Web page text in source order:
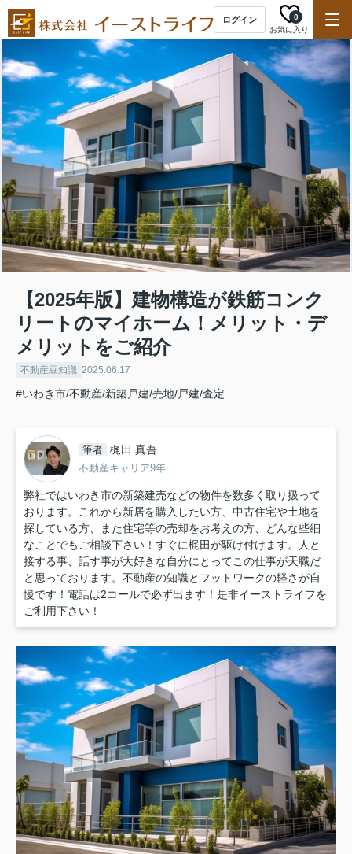
ログイン
お気に入り
0
【2025年版】建物構造が鉄筋コンク
リートのマイホーム！メリット・デ
メリットをご紹介
不動産豆知識 2025.06.17
#いわき市/不動産/新築戸建/売地/戸建/査定
筆者 梶田 真吾
不動産キャリア9年
弊社ではいわき市の新築建売などの物件を数多く取り扱って
おります。これから新居を購入したい方、中古住宅や土地を
探している方、また住宅等の売却をお考えの方、どんな些細
なことでもご相談下さい！すぐに梶田が駆け付けます。人と
接する事、話す事が大好きな自分にとってこの仕事が天職だ
と思っております。不動産の知識とフットワークの軽さが自
慢です！電話は2コールで必ず出ます！是非イーストライフを
ご利用下さい！